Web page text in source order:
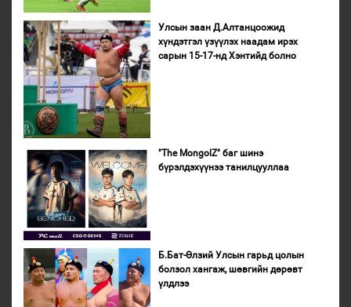
Улсын заан Д.Алтанцоожид
хүндэтгэл үзүүлэх наадам ирэх
сарын 15-17-нд Хэнтийд болно
"The MongolZ" баг шинэ
бүрэлдэхүүнээ танилцууллаа
Б.Бат-Өлзий Улсын гарьд цолын
болзол хангаж, шөвгийн дөрөвт
үлдлээ